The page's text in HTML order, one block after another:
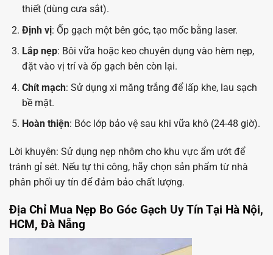
thiết (dùng cưa sắt).
Định vị: Ốp gạch một bên góc, tạo mốc bằng laser.
Lắp nẹp: Bôi vữa hoặc keo chuyên dụng vào hèm nẹp,
đặt vào vị trí và ốp gạch bên còn lại.
Chít mạch: Sử dụng xi măng trắng để lấp khe, lau sạch
bề mặt.
Hoàn thiện: Bóc lớp bảo vệ sau khi vữa khô (24-48 giờ).
Lời khuyên: Sử dụng nẹp nhôm cho khu vực ẩm ướt để
tránh gỉ sét. Nếu tự thi công, hãy chọn sản phẩm từ nhà
phân phối uy tín để đảm bảo chất lượng.
Địa Chỉ Mua Nẹp Bo Góc Gạch Uy Tín Tại Hà Nội,
HCM, Đà Nẵng